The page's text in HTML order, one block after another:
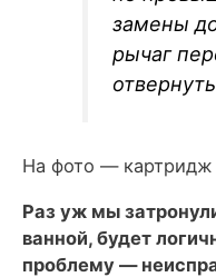
замены
рычаг
На фото — картридж
Раз уж мы
ванной, будет
проблему —